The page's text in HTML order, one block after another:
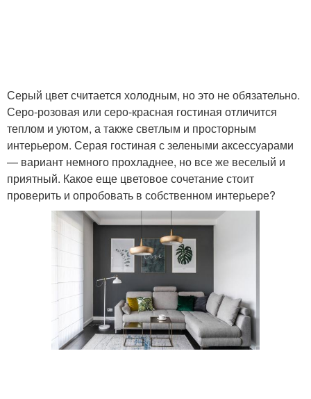
Серый цвет считается холодным, но это не обязательно.
Серо-розовая или серо-красная гостиная отличится
теплом и уютом, а также светлым и просторным
интерьером. Серая гостиная с зелеными аксессуарами
— вариант немного прохладнее, но все же веселый и
приятный. Какое еще цветовое сочетание стоит
проверить и опробовать в собственном интерьере?